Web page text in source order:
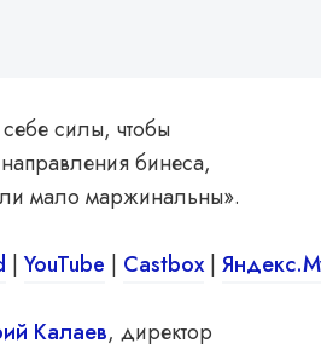
силы, чтобы
бинеса,
мало маржинальны».
| YouTube | Castbox|
Калаев, директор